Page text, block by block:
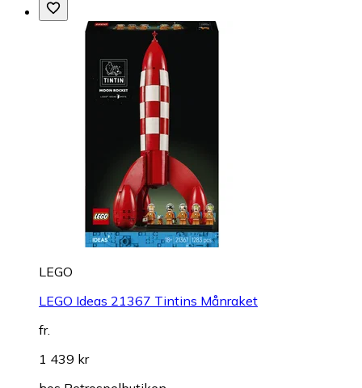
LEGO
LEGO Ideas 21367 Tintins Månraket
fr.
1 439 kr